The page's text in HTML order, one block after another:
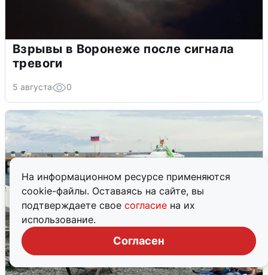
На информационном ресурсе применяются
cookie-файлы. Оставаясь на сайте, вы
подтверждаете свое согласие на их
использование.
Согласен
Взрывы в Воронеже после сигнала
тревоги
5 августа 0